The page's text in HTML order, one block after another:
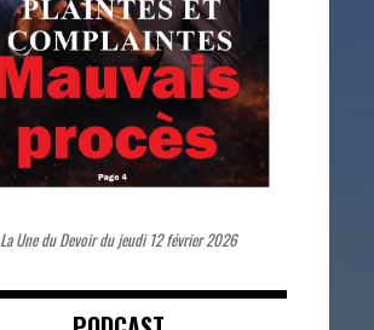
La Une du Devoir du jeudi 12 février 2026